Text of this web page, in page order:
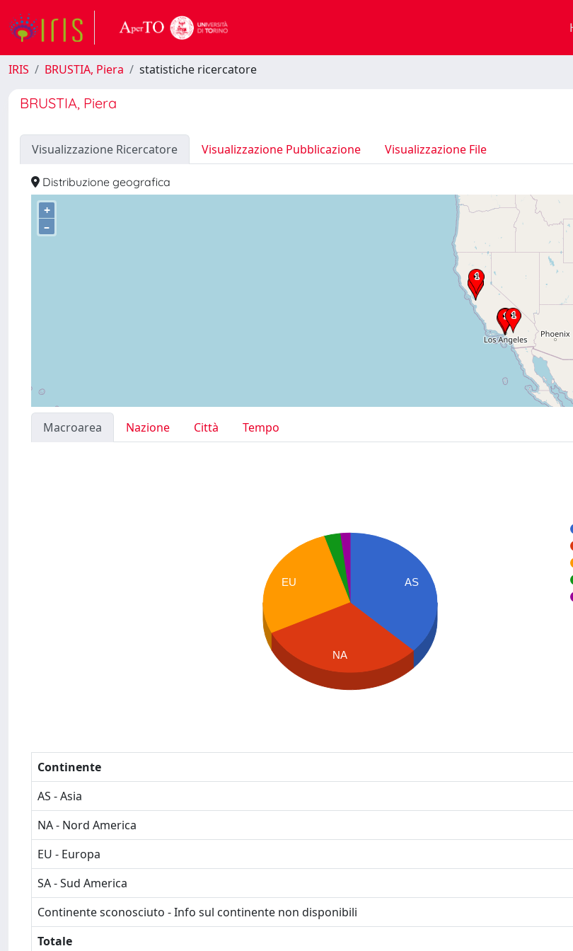
IRIS BRUSTIA, Piera statistiche ricercatore
BRUSTIA, Piera
Visualizzazione Ricercatore Visualizzazione Pubblicazione Visualizzazione File
Distribuzione geografica
+
–
Macroarea Nazione Città
Tempo
AS
EU
NA
Continente
AS - Asia
NA - Nord America
EU - Europa
SA - Sud America
Continente sconosciuto - Info sul continente non disponibili
Totale